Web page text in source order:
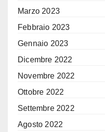
Marzo 2023
Febbraio 2023
Gennaio 2023
Dicembre 2022
Novembre 2022
Ottobre 2022
Settembre 2022
Agosto 2022